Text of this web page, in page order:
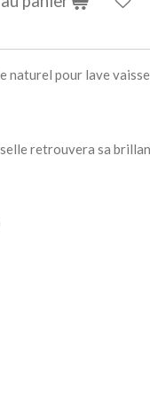
naturel pour lave
retrouvera sa